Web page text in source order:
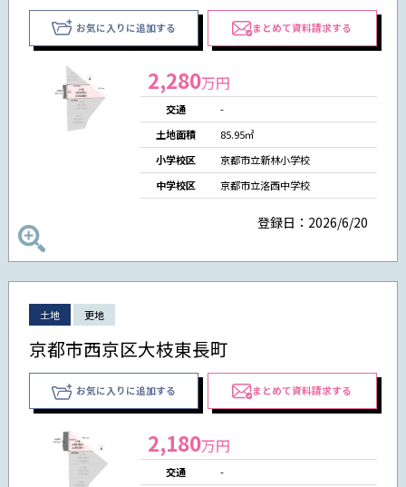
お気に入りに追加する まとめて資料請求する
2,280万円
交通
-
土地面積
85.95㎡
小学校区
京都市立新林小学校
中学校区
京都市立洛西中学校
登録日：2026/6/20
土地 更地
京都市西京区大枝東長町
お気に入りに追加する まとめて資料請求する
2,180万円
交通
-